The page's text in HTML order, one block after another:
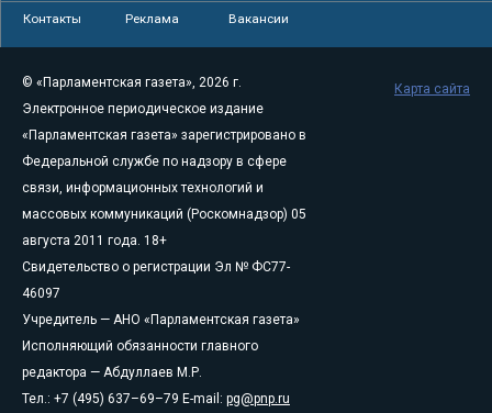
Контакты Реклама Вакансии
© «Парламентская газета», 2026 г.
Электронное периодическое издание
«Парламентская газета» зарегистрировано в
Федеральной службе по надзору в сфере
связи, информационных технологий и
массовых коммуникаций (Роскомнадзор) 05
августа 2011 года. 18+
Свидетельство о регистрации Эл № ФС77-
46097
Учредитель — АНО «Парламентская газета»
Исполняющий обязанности главного
редактора — Абдуллаев М.Р.
Тел.: +7 (495) 637–69–79 E-mail: pg@pnp.ru
Карта сайта